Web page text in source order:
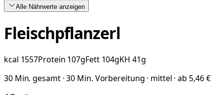
Alle Nährwerte anzeigen
Fleischpflanzerl
kcal 1557Protein 107gFett 104gKH 41g
30 Min. gesamt · 30 Min. Vorbereitung · mittel · ab 5,46 €